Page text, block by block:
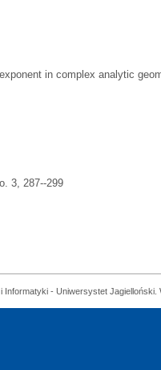
in complex analytic
3, 287--299
Informatyki - Uniwersystet